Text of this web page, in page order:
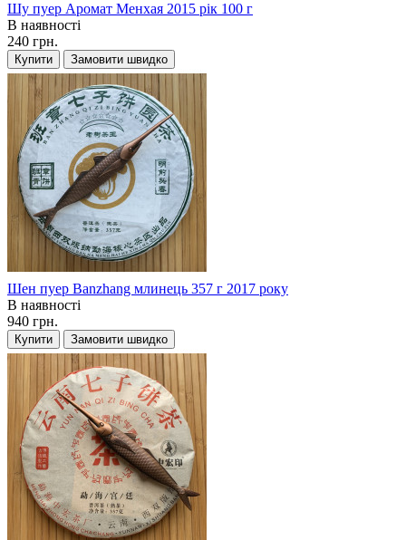
Шу пуер Аромат Менхая 2015 рік 100 г
В наявності
240 грн.
Купити Замовити швидко
Шен пуер Banzhang млинець 357 г 2017 року
В наявності
940 грн.
Купити Замовити швидко